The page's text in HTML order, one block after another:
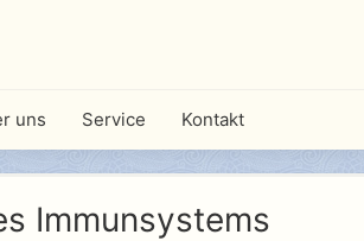
uns Service Kontakt
Immunsystems